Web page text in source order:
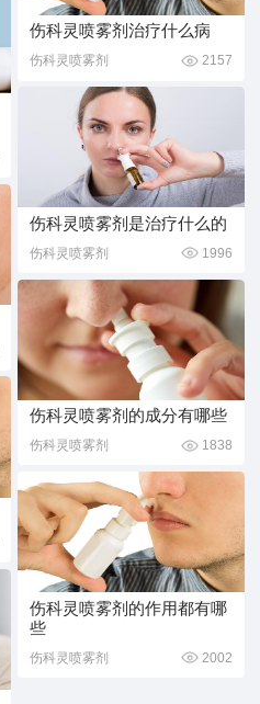
伤科灵喷雾剂治疗什么病
伤科灵喷雾剂 2157
伤科灵喷雾剂是治疗什么的
伤科灵喷雾剂 1996
伤科灵喷雾剂的成分有哪些
伤科灵喷雾剂 1838
伤科灵喷雾剂的作用都有哪
些
伤科灵喷雾剂 2002